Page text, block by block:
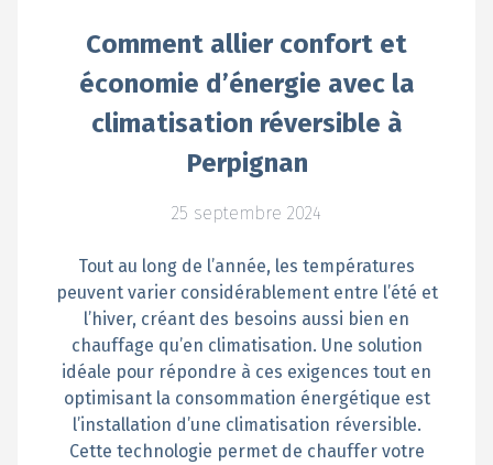
Comment allier confort et
économie d’énergie avec la
climatisation réversible à
Perpignan
25 septembre 2024
Tout au long de l’année, les températures
peuvent varier considérablement entre l’été et
l’hiver, créant des besoins aussi bien en
chauffage qu’en climatisation. Une solution
idéale pour répondre à ces exigences tout en
optimisant la consommation énergétique est
l’installation d’une climatisation réversible.
Cette technologie permet de chauffer votre